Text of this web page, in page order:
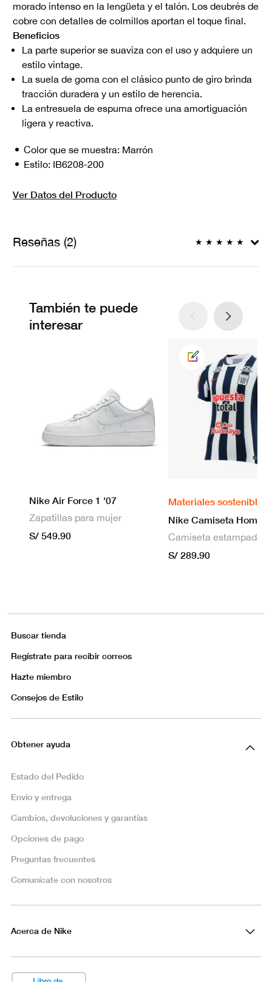
morado intenso en la lengüeta y el talón. Los deubrés de
cobre con detalles de colmillos aportan el toque final.
Beneficios
La parte superior se suaviza con el uso y adquiere un
estilo vintage.
La suela de goma con el clásico punto de giro brinda
tracción duradera y un estilo de herencia.
La entresuela de espuma ofrece una amortiguación
ligera y reactiva.
Color que se muestra: Marrón
Estilo: IB6208-200
Ver Datos del Producto
Reseñas (2) ★ ★ ★ ★ ★
También te puede
interesar
Nike Air Force 1 '07
Zapatillas para mujer
S/ 549.90
Materiales sostenibles
S/ 289.90
Buscar tienda
Regístrate para recibir correos
Hazte miembro
Consejos de Estilo
Obtener ayuda
Estado del Pedido
Envío y entrega
Cambios, devoluciones y garantías
Opciones de pago
Preguntas frecuentes
Comunícate con nosotros
Acerca de Nike